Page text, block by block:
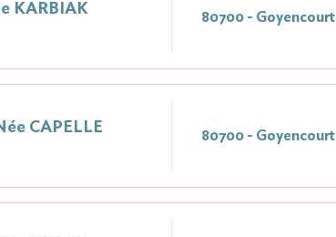
KARBIAK 80700 - Goyencourt
CAPELLE 80700 - Goyencourt